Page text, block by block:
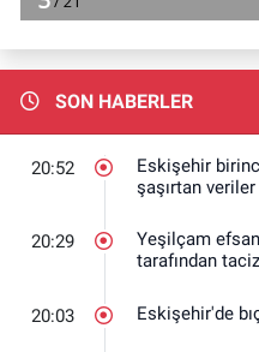
SON HABERLER
20:52
Eskişehir
şaşırtan veriler
20:29
Yeşilçam
tarafından
20:03 Eskişehir'de